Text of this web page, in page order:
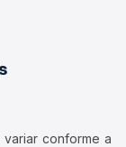
conforme a